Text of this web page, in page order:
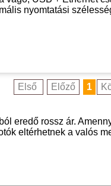
nyomtatási
Első Előző 1
eredő rossz ár.
eltérhetnek a valós